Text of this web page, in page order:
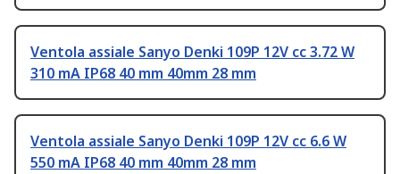
Ventola assiale Sanyo Denki 109P 12V cc 3.72 W
310 mA IP68 40 mm 40mm 28 mm
Ventola assiale Sanyo Denki 109P 12V cc 6.6 W
550 mA IP68 40 mm 40mm 28 mm